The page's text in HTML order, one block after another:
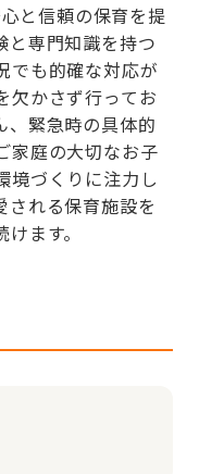
と信頼の保育を提
と専門知識を持つ
でも的確な対応が
欠かさず行ってお
、緊急時の具体的
家庭の大切なお子
境づくりに注力し
される保育施設を
ます。